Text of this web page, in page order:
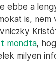
ebbe a
is, nem
mondta,
milyen